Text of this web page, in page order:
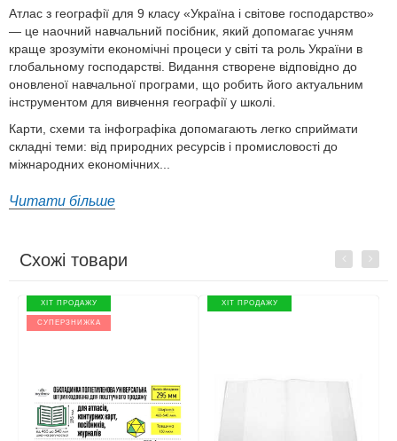
Атлас з географії для 9 класу «Україна і світове господарство»
— це наочний навчальний посібник, який допомагає учням
краще зрозуміти економічні процеси у світі та роль України в
глобальному господарстві. Видання створене відповідно до
оновленої навчальної програми, що робить його актуальним
інструментом для вивчення географії у школі.
Карти, схеми та інфографіка допомагають легко сприймати
складні теми: від природних ресурсів і промисловості до
міжнародних економічних...
Читати більше
Схожі товари Previous
ХІТ ПРОДАЖУ
СУПЕРЗНИЖКА
ХІТ ПРОДАЖУ
Next